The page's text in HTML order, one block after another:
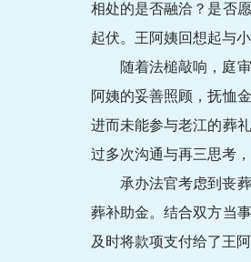
相处的是否融洽？是否
起伏。王阿姨回想起与
随着法槌敲响，庭
阿姨的妥善照顾，抚恤
进而未能参与老江的葬
过多次沟通与再三思考
承办法官考虑到丧
葬补助金。结合双方当
及时将款项支付给了王